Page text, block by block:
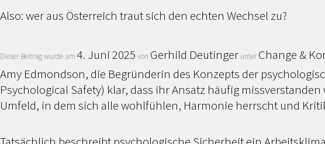
Also: wer aus Österreich traut sich den echten Wechsel zu?
Dieser Beitrag wurde am 4. Juni 2025 von Gerhild Deutinger unter Change &
Amy Edmondson, die Begründerin des Konzepts der
Psychological Safety) klar, dass ihr Ansatz häufig
Umfeld, in dem sich alle wohlfühlen, Harmonie herrscht und